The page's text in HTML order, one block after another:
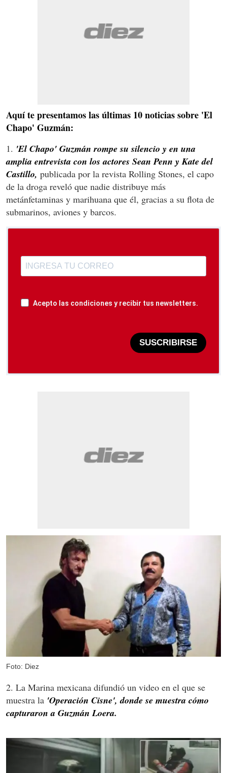
Aquí te presentamos las últimas 10 noticias sobre 'El
Chapo' Guzmán:
1. 'El Chapo' Guzmán rompe su silencio y en una
amplia entrevista con los actores Sean Penn y Kate del
Castillo, publicada por la revista Rolling Stones, el capo
de la droga reveló que nadie distribuye más
metánfetaminas y marihuana que él, gracias a su flota de
submarinos, aviones y barcos.
Acepto las condiciones y recibir tus newsletters.
SUSCRIBIRSE
Foto: Diez
2. La Marina mexicana difundió un video en el que se
muestra la 'Operación Cisne', donde se muestra cómo
capturaron a Guzmán Loera.